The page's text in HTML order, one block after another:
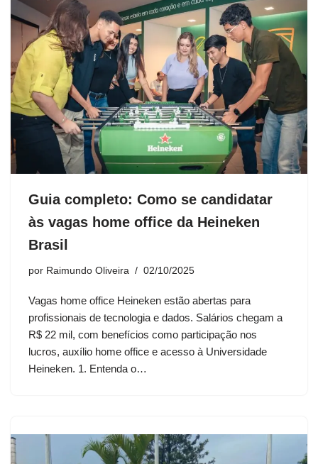
Guia completo: Como se candidatar
às vagas home office da Heineken
Brasil
por Raimundo Oliveira 02/10/2025
Vagas home office Heineken estão abertas para
profissionais de tecnologia e dados. Salários chegam a
R$ 22 mil, com benefícios como participação nos
lucros, auxílio home office e acesso à Universidade
Heineken. 1. Entenda o…